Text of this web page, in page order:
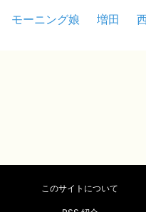
モーニング娘
増田
このサイトについて